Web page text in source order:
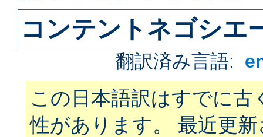
コンテントネゴシエ
翻訳済み言語:
この日本語訳はすでに古
性があります。 最近更